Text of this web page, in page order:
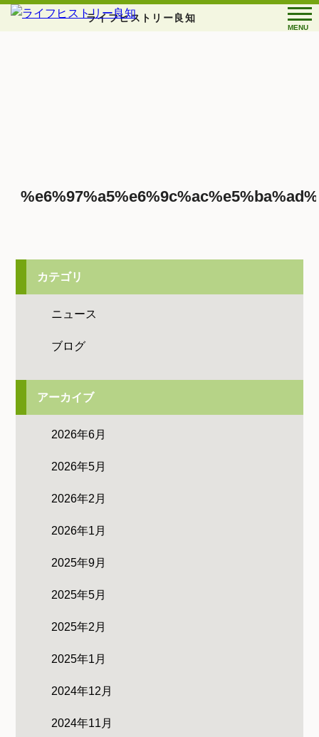
ライフヒストリー良知
MENU
カテゴリ
ニュース
ブログ
アーカイブ
2026年6月
2026年5月
2026年2月
2026年1月
2025年9月
2025年5月
2025年2月
2025年1月
2024年12月
2024年11月